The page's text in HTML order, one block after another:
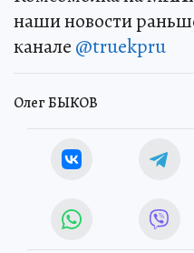
наши новости
канале @truekpru
Олег БЫКОВ